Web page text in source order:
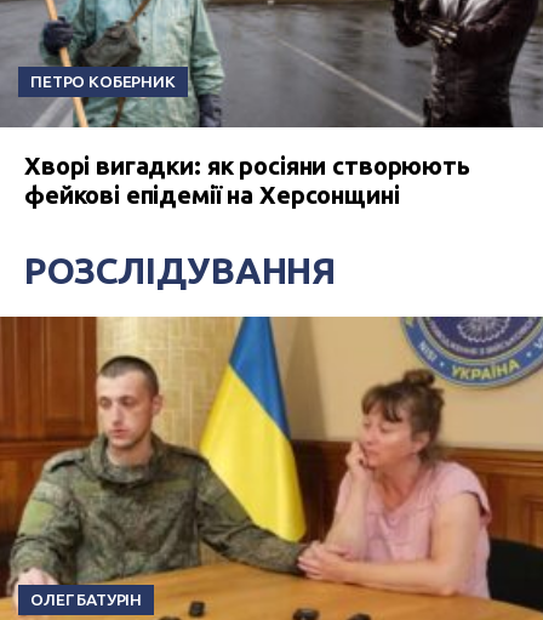
ПЕТРО КОБЕРНИК
Хворі вигадки: як росіяни створюють
фейкові епідемії на Херсонщині
РОЗСЛІДУВАННЯ
ОЛЕГ БАТУРІН